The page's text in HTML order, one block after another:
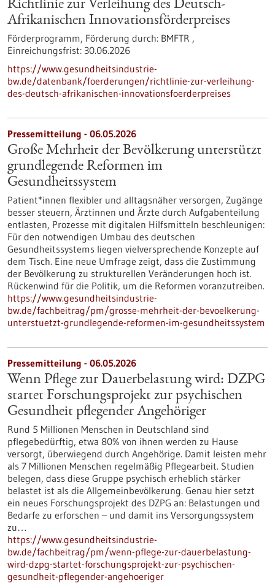
Richtlinie zur Verleihung des Deutsch-
Afrikanischen Innovationsförderpreises
Förderprogramm, Förderung durch: BMFTR ,
Einreichungsfrist: 30.06.2026
https://www.gesundheitsindustrie-
bw.de/datenbank/foerderungen/richtlinie-zur-verleihung-
des-deutsch-afrikanischen-innovationsfoerderpreises
Pressemitteilung - 06.05.2026
Große Mehrheit der Bevölkerung unterstützt
grundlegende Reformen im
Gesundheitssystem
Patient*innen flexibler und alltagsnäher versorgen, Zugänge
besser steuern, Ärztinnen und Ärzte durch Aufgabenteilung
entlasten, Prozesse mit digitalen Hilfsmitteln beschleunigen:
Für den notwendigen Umbau des deutschen
Gesundheitssystems liegen vielversprechende Konzepte auf
dem Tisch. Eine neue Umfrage zeigt, dass die Zustimmung
der Bevölkerung zu strukturellen Veränderungen hoch ist.
Rückenwind für die Politik, um die Reformen voranzutreiben.
https://www.gesundheitsindustrie-
bw.de/fachbeitrag/pm/grosse-mehrheit-der-bevoelkerung-
unterstuetzt-grundlegende-reformen-im-gesundheitssystem
Pressemitteilung - 06.05.2026
Wenn Pflege zur Dauerbelastung wird: DZPG
startet Forschungsprojekt zur psychischen
Gesundheit pflegender Angehöriger
Rund 5 Millionen Menschen in Deutschland sind
pflegebedürftig, etwa 80% von ihnen werden zu Hause
versorgt, überwiegend durch Angehörige. Damit leisten mehr
als 7 Millionen Menschen regelmäßig Pflegearbeit. Studien
belegen, dass diese Gruppe psychisch erheblich stärker
belastet ist als die Allgemeinbevölkerung. Genau hier setzt
ein neues Forschungsprojekt des DZPG an: Belastungen und
Bedarfe zu erforschen – und damit ins Versorgungssystem
zu…
https://www.gesundheitsindustrie-
bw.de/fachbeitrag/pm/wenn-pflege-zur-dauerbelastung-
wird-dzpg-startet-forschungsprojekt-zur-psychischen-
gesundheit-pflegender-angehoeriger